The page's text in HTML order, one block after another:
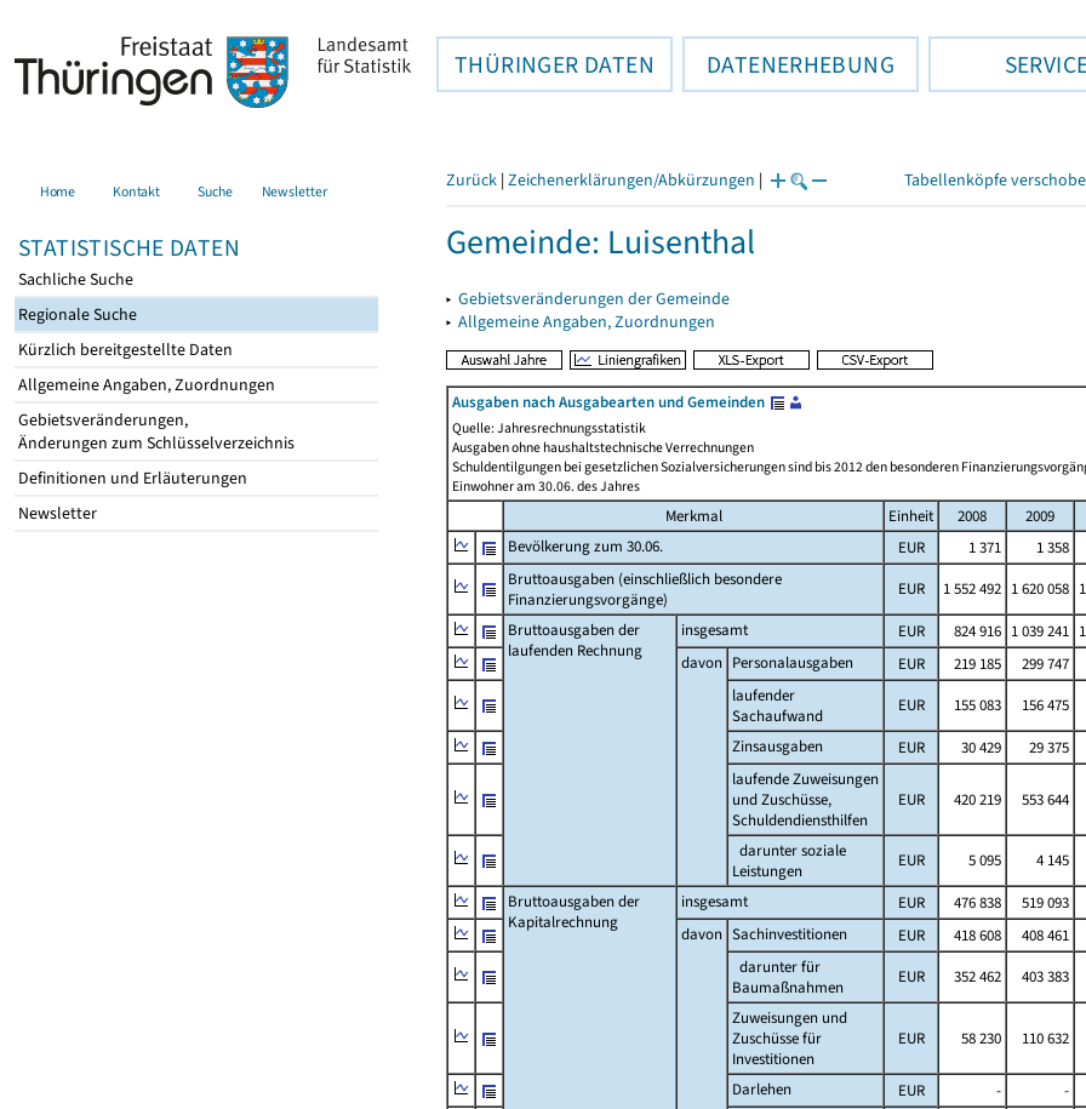
THÜRINGER DATEN DATENERHEBUNG
Home Kontakt Suche Newsletter
STATISTISCHE DATEN
Sachliche Suche
Regionale Suche
Kürzlich bereitgestellte Daten
Allgemeine Angaben, Zuordnungen
Gebietsveränderungen,
Änderungen zum Schlüsselverzeichnis
Definitionen und Erläuterungen
Newsletter
Zurück | Zeichenerklärungen/Abkürzungen | Tabellenköpfe
Gemeinde: Luisenthal
▸ Gebietsveränderungen der Gemeinde
▸ Allgemeine Angaben, Zuordnungen
Ausgaben nach Ausgabearten und Gemeinden
Quelle: Jahresrechnungsstatistik
Ausgaben ohne haushaltstechnische Verrechnungen
Schuldentilgungen bei gesetzlichen Sozialversicherungen sind bis 2012 den besonderen
Einwohner am 30.06. des Jahres
Merkmal Einheit 2008 2009
Bevölkerung zum 30.06.
EUR 1 371 1 358
Bruttoausgaben (einschließlich besondere
Finanzierungsvorgänge)
EUR 1 552 492 1 620 058
Bruttoausgaben der
laufenden Rechnung
insgesamt EUR 824 916 1 039 241
davon Personalausgaben EUR 219 185 299 747
laufender
Sachaufwand
EUR 155 083 156 475
Zinsausgaben
EUR 30 429 29 375
laufende Zuweisungen
und Zuschüsse,
Schuldendiensthilfen
EUR 420 219 553 644
darunter soziale
Leistungen
EUR 5 095 4 145
Bruttoausgaben der
Kapitalrechnung
insgesamt EUR 476 838 519 093
davon Sachinvestitionen EUR 418 608 408 461
darunter für
Baumaßnahmen
EUR 352 462 403 383
Zuweisungen und
Zuschüsse für
Investitionen
EUR 58 230 110 632
Darlehen EUR - -